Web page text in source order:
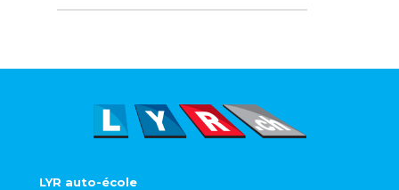
LYR auto-école